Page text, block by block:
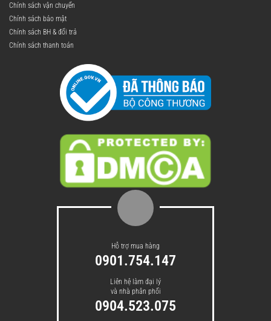
Chính sách vận chuyển
Chính sách bảo mật
Chính sách BH & đổi trả
Chính sách thanh toán
Hỗ trợ mua hàng
0901.754.147
Liên hệ làm đại lý
và nhà phân phối
0904.523.075